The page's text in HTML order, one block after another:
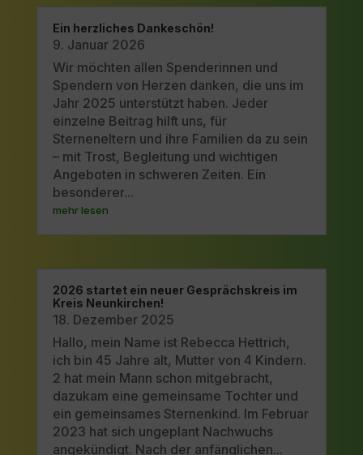
Ein herzliches Dankeschön!
9. Januar 2026
Wir möchten allen Spenderinnen und
Spendern von Herzen danken, die uns im
Jahr 2025 unterstützt haben. Jeder
einzelne Beitrag hilft uns, für
Sterneneltern und ihre Familien da zu sein
– mit Trost, Begleitung und wichtigen
Angeboten in schweren Zeiten. Ein
besonderer...
mehr lesen
2026 startet ein neuer Gesprächskreis im
Kreis Neunkirchen!
18. Dezember 2025
Hallo, mein Name ist Rebecca Hettrich,
ich bin 45 Jahre alt, Mutter von 4 Kindern.
2 hat mein Mann schon mitgebracht,
dazukam eine gemeinsame Tochter und
ein gemeinsames Sternenkind. Im Februar
2023 hat sich ungeplant Nachwuchs
angekündigt. Nach der anfänglichen...